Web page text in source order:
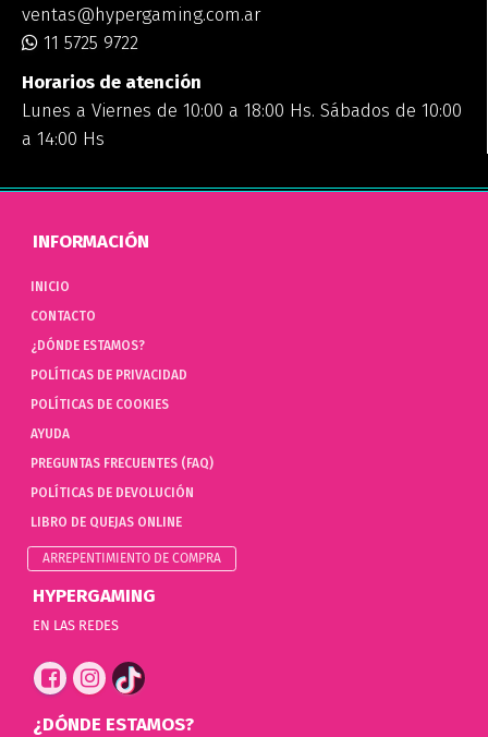
ventas@hypergaming.com.ar
11 5725 9722
Horarios de atención
Lunes a Viernes de 10:00 a 18:00 Hs. Sábados de 10:00
a 14:00 Hs
INFORMACIÓN
INICIO
CONTACTO
¿DÓNDE ESTAMOS?
POLÍTICAS DE PRIVACIDAD
POLÍTICAS DE COOKIES
AYUDA
PREGUNTAS FRECUENTES (FAQ)
POLÍTICAS DE DEVOLUCIÓN
LIBRO DE QUEJAS ONLINE
ARREPENTIMIENTO DE COMPRA
HYPERGAMING
EN LAS REDES
¿DÓNDE ESTAMOS?